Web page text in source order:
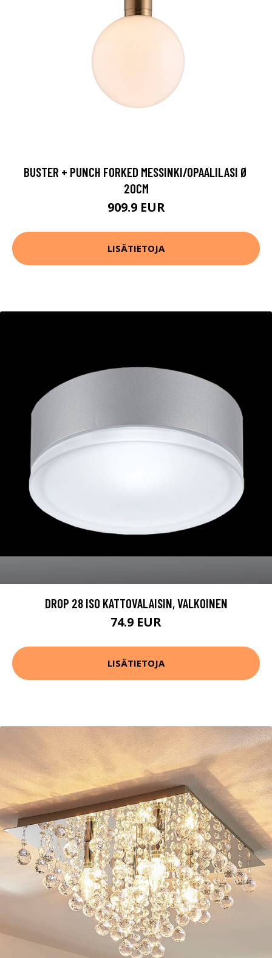
BUSTER + PUNCH FORKED MESSINKI/OPAALILASI Ø
20CM
909.9 EUR
LISÄTIETOJA
DROP 28 ISO KATTOVALAISIN, VALKOINEN
74.9 EUR
LISÄTIETOJA